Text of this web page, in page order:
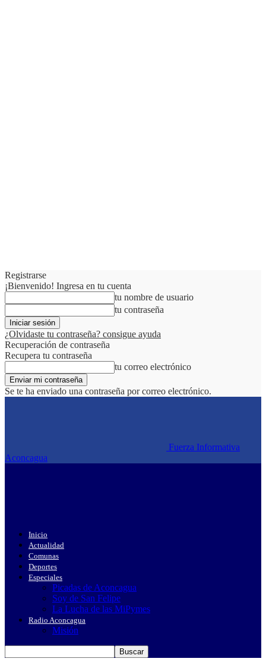
Registrarse
¡Bienvenido! Ingresa en tu cuenta
tu nombre de usuario
tu contraseña
¿Olvidaste tu contraseña? consigue ayuda
Recuperación de contraseña
Recupera tu contraseña
tu correo electrónico
Se te ha enviado una contraseña por correo electrónico.
Fuerza Informativa
Aconcagua
Inicio
Actualidad
Comunas
Deportes
Especiales
Picadas de Aconcagua
Soy de San Felipe
La Lucha de las MiPymes
Radio Aconcagua
Misión